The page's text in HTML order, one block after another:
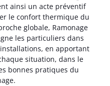
ainsi un acte préventif
le confort thermique du
globale, Ramonage
les particuliers dans
en apportant
situation, dans le
bonnes pratiques du